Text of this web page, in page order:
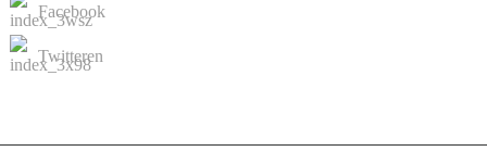
Facebook
Twitteren